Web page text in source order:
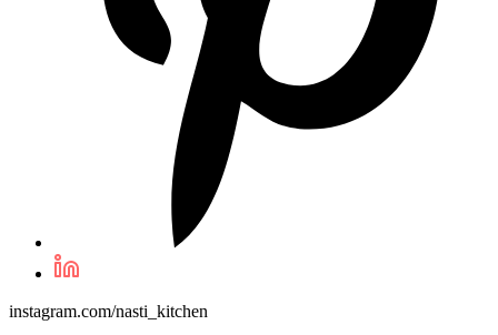
instagram.com/nasti_kitchen